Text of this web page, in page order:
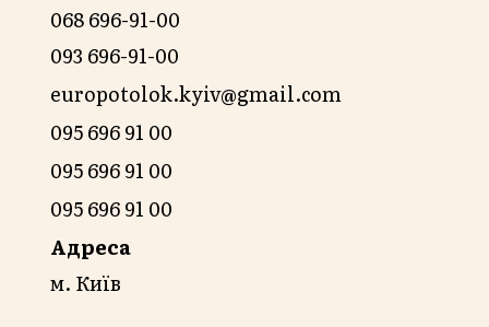
068 696-91-00
093 696-91-00
europotolok.kyiv@gmail.com
095 696 91 00
095 696 91 00
095 696 91 00
Адреса
м. Київ